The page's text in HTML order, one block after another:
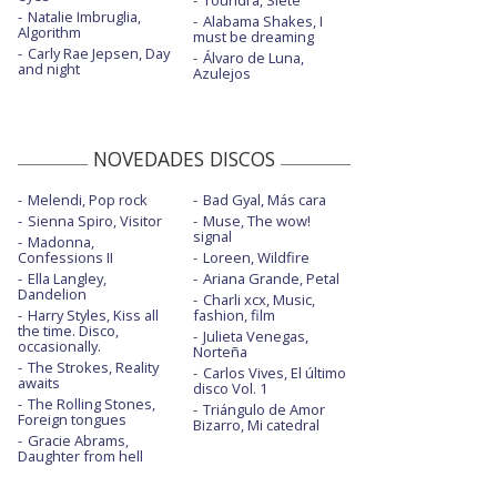
Natalie Imbruglia,
Algorithm
Carly Rae Jepsen, Day
and night
Alabama Shakes, I
must be dreaming
Álvaro de Luna,
Azulejos
NOVEDADES DISCOS
Melendi, Pop rock
Sienna Spiro, Visitor
Madonna,
Confessions II
Ella Langley,
Dandelion
Harry Styles, Kiss all
the time. Disco,
occasionally.
The Strokes, Reality
awaits
The Rolling Stones,
Foreign tongues
Gracie Abrams,
Daughter from hell
Bad Gyal, Más cara
Muse, The wow!
signal
Loreen, Wildfire
Ariana Grande, Petal
Charli xcx, Music,
fashion, film
Julieta Venegas,
Norteña
Carlos Vives, El último
disco Vol. 1
Triángulo de Amor
Bizarro, Mi catedral